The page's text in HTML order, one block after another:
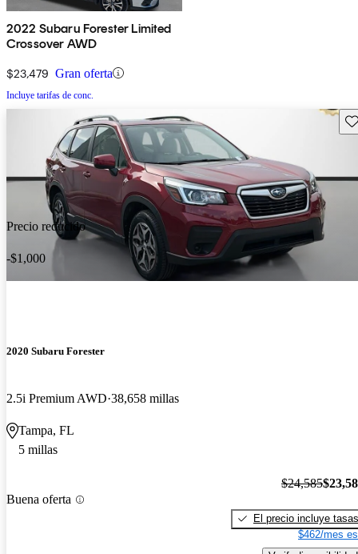
2022 Subaru Forester Limited
Crossover AWD
$23,479 Gran oferta
Incluye tarifas de conc.
Precio reducido
-$1,000
2020 Subaru Forester
2.5i Premium AWD 38,658 millas
Tampa, FL
5 millas
Buena oferta
$24,585
El precio incluye tasas
$462/mes